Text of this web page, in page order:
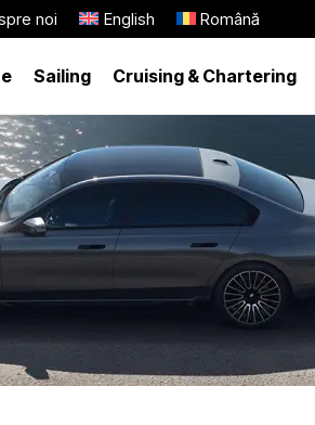
noi English Română
Sailing Cruising & Chartering